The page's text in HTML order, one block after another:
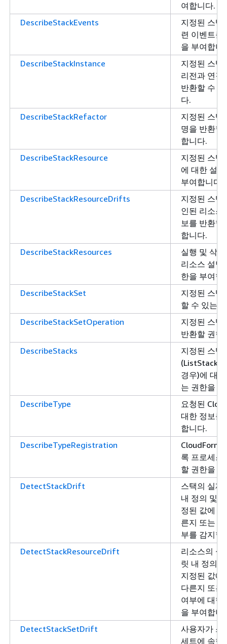
여합니다.
DescribeStackEvents
지정된 스택
련 이벤트를
을 부여합니
DescribeStackInstance
지정된 스택
리전과 연결
반환할 수
다.
DescribeStackRefactor
지정된 스택
명을 반환할
합니다.
DescribeStackResource
지정된 스택
에 대한 설
부여합니다.
DescribeStackResourceDrifts
지정된 스택
인된 리소스
보를 반환할
합니다.
DescribeStackResources
실행 및 삭
리소스 설명
한을 부여합
DescribeStackSet
지정된 스택
할 수 있는
DescribeStackSetOperation
지정된 스택
반환할 권한
DescribeStacks
지정된 스택
(ListStacks
경우)에 대
는 권한을
DescribeType
요청된
대한 정보를
합니다.
DescribeTypeRegistration
록 프로세스
할 권한을
DetectStackDrift
스택의 실제
내 정의 및
정된 값에
른지 또는
부를 감지할
DetectStackResourceDrift
리소스의 실
릿 내 정의
지정된 값에
다른지 또는
여부에 대한
을 부여합니
DetectStackSetDrift
사용자가 스
세트에 속한